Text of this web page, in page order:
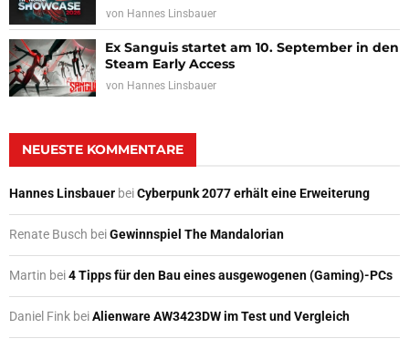
von Hannes Linsbauer
Ex Sanguis startet am 10. September in den
Steam Early Access
von Hannes Linsbauer
NEUESTE KOMMENTARE
Hannes Linsbauer beiCyberpunk 2077 erhält eine Erweiterung
Renate Busch beiGewinnspiel The Mandalorian
Martin bei4 Tipps für den Bau eines ausgewogenen (Gaming)-PCs
Daniel Fink beiAlienware AW3423DW im Test und Vergleich